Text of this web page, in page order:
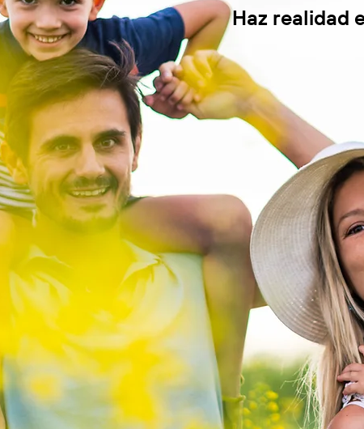
Haz realidad